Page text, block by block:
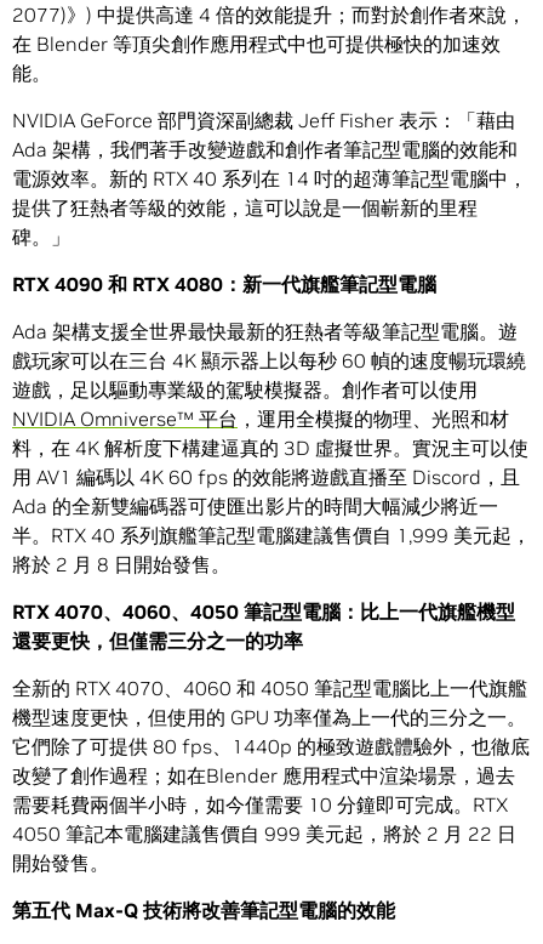
2077)》) 中提供高達 4 倍的效能提升；而對於創作者來說，
在 Blender 等頂尖創作應用程式中也可提供極快的加速效
能。
NVIDIA GeForce 部門資深副總裁 Jeff Fisher 表示：「藉由
Ada 架構，我們著手改變遊戲和創作者筆記型電腦的效能和
電源效率。新的 RTX 40 系列在 14 吋的超薄筆記型電腦中，
提供了狂熱者等級的效能，這可以說是一個嶄新的里程
碑。」
RTX 4090 和 RTX 4080：新一代旗艦筆記型電腦
Ada 架構支援全世界最快最新的狂熱者等級筆記型電腦。遊
戲玩家可以在三台 4K 顯示器上以每秒 60 幀的速度暢玩環繞
遊戲，足以驅動專業級的駕駛模擬器。創作者可以使用
NVIDIA Omniverse™ 平台 ，運用全模擬的物理、光照和材
料，在 4K 解析度下構建逼真的 3D 虛擬世界。實況主可以使
用 AV1 編碼以 4K 60 fps 的效能將遊戲直播至 Discord，且
Ada 的全新雙編碼器可使匯出影片的時間大幅減少將近一
半。RTX 40 系列旗艦筆記型電腦建議售價自 1,999 美元起，
將於 2 月 8 日開始發售。
RTX 4070、4060、4050 筆記型電腦：比上一代旗艦機型
還要更快，但僅需三分之一的功率
全新的 RTX 4070、4060 和 4050 筆記型電腦比上一代旗艦
機型速度更快，但使用的 GPU 功率僅為上一代的三分之一。
它們除了可提供 80 fps、1440p 的極致遊戲體驗外，也徹底
改變了創作過程；如在Blender 應用程式中渲染場景，過去
需要耗費兩個半小時，如今僅需要 10 分鐘即可完成。RTX
4050 筆記本電腦建議售價自 999 美元起，將於 2 月 22 日
開始發售。
第五代 Max-Q 技術將改善筆記型電腦的效能